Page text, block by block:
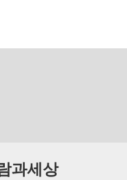
과세상